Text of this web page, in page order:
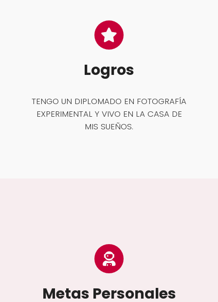
Logros
TENGO UN DIPLOMADO EN FOTOGRAFÍA
EXPERIMENTAL Y VIVO EN LA CASA DE
MIS SUEÑOS.
Metas Personales